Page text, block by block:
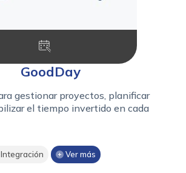
GoodDay
gestionar proyectos, planificar
el tiempo invertido en cada
Integración Ver más